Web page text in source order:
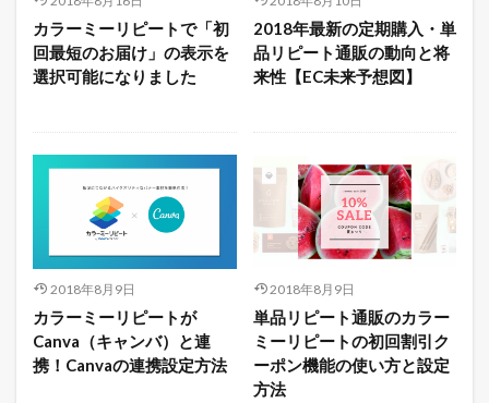
カラーミーリピートで「初
回最短のお届け」の表示を
選択可能になりました
2018年最新の定期購入・単
品リピート通販の動向と将
来性【EC未来予想図】
2018年8月9日
カラーミーリピートが
Canva（キャンバ）と連
携！Canvaの連携設定方法
2018年8月9日
単品リピート通販のカラー
ミーリピートの初回割引ク
ーポン機能の使い方と設定
方法